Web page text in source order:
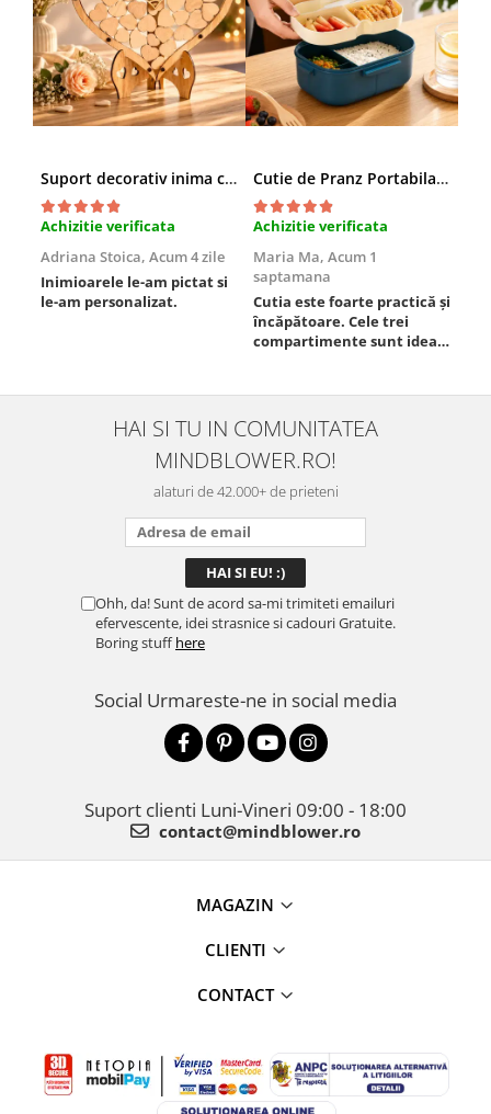
Suport decorativ inima cu mesaje, Cadou cu suflet
Achizitie verificata
Adriana Stoica, Acum 4 zile
Inimioarele le-am pictat si
le-am personalizat.
Cutie de Pranz Portabila cu Compartimente
Achizitie verificata
Maria Ma, Acum 1
saptamana
Cutia este foarte practică și
încăpătoare. Cele trei
compartimente sunt ideale
este sigură, fără scurgeri. O
folosesc aproape zilnic la
serviciu și sunt foarte
mulțumită.
HAI SI TU IN COMUNITATEA
MINDBLOWER.RO!
alaturi de 42.000+ de prieteni
Ohh, da! Sunt de acord sa-mi trimiteti emailuri
efervescente, idei strasnice si cadouri Gratuite.
Boring stuffhere
Social Urmareste-ne in social media
Suport clienti Luni-Vineri 09:00 - 18:00
contact@mindblower.ro
MAGAZIN
CLIENTI
CONTACT